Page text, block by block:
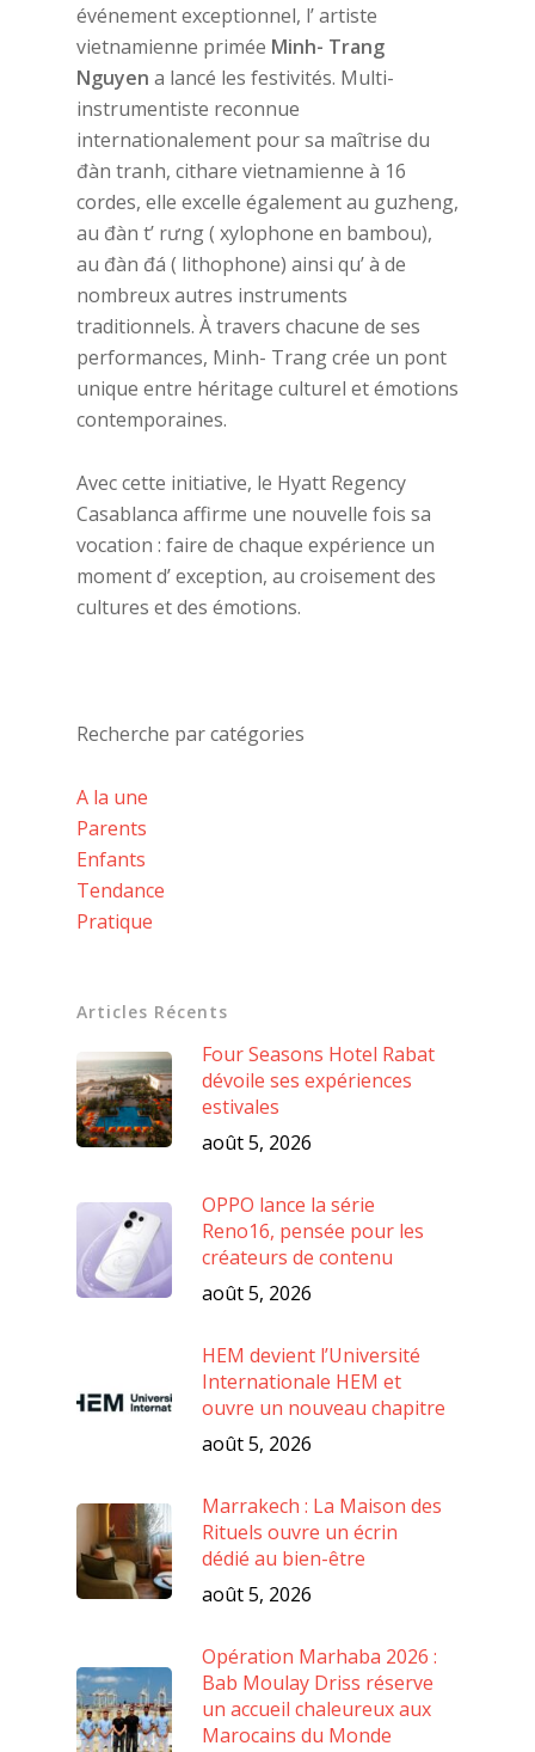
événement exceptionnel, l’ artiste
vietnamienne primée Minh- Trang
Nguyen a lancé les festivités. Multi-
instrumentiste reconnue
internationalement pour sa maîtrise du
đàn tranh, cithare vietnamienne à 16
cordes, elle excelle également au guzheng,
au đàn t’ rưng ( xylophone en bambou),
au đàn đá ( lithophone) ainsi qu’ à de
nombreux autres instruments
traditionnels. À travers chacune de ses
performances, Minh- Trang crée un pont
unique entre héritage culturel et émotions
contemporaines.
Avec cette initiative, le Hyatt Regency
Casablanca affirme une nouvelle fois sa
vocation : faire de chaque expérience un
moment d’ exception, au croisement des
cultures et des émotions.
Recherche par catégories
A la une
Parents
Enfants
Tendance
Pratique
Articles Récents
Four Seasons Hotel Rabat
dévoile ses expériences
estivales
août 5, 2026
OPPO lance la série
Reno16, pensée pour les
créateurs de contenu
août 5, 2026
HEM devient l’Université
Internationale HEM et
ouvre un nouveau chapitre
août 5, 2026
Marrakech : La Maison des
Rituels ouvre un écrin
dédié au bien-être
août 5, 2026
Opération Marhaba 2026 :
Bab Moulay Driss réserve
un accueil chaleureux aux
Marocains du Monde